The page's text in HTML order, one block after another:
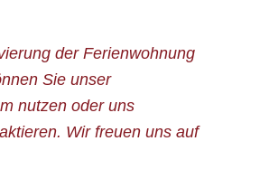
der Ferienwohnung
Sie unser
nutzen oder uns
Wir freuen uns auf